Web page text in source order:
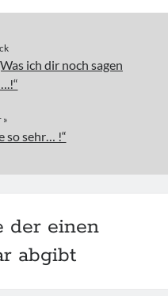
ich dir noch sagen
»
so sehr… !“
der einen
abgibt